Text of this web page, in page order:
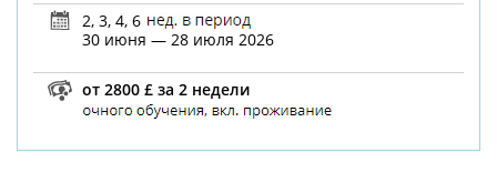
2, 3, 4, 6
30 июня — 28 июля 2026
от 2800 £ за 2 недели